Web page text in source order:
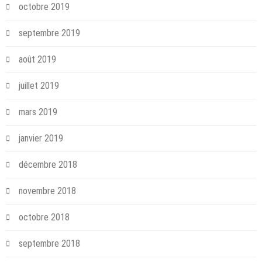
octobre 2019
septembre 2019
août 2019
juillet 2019
mars 2019
janvier 2019
décembre 2018
novembre 2018
octobre 2018
septembre 2018